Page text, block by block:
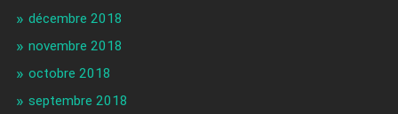
décembre 2018
novembre 2018
octobre 2018
septembre 2018